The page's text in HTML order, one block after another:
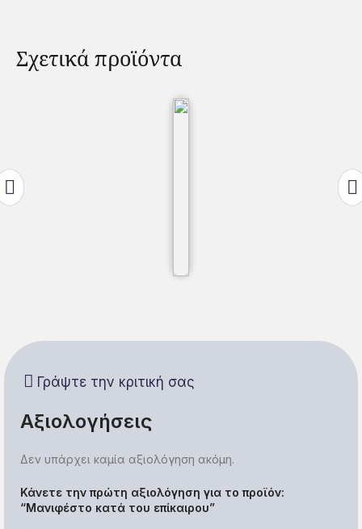
Σχετικά προϊόντα
Γράψτε την κριτική σας
Αξιολογήσεις
Δεν υπάρχει καμία αξιολόγηση ακόμη.
Κάνετε την πρώτη αξιολόγηση για το προϊόν:
“Μανιφέστο κατά του επίκαιρου”